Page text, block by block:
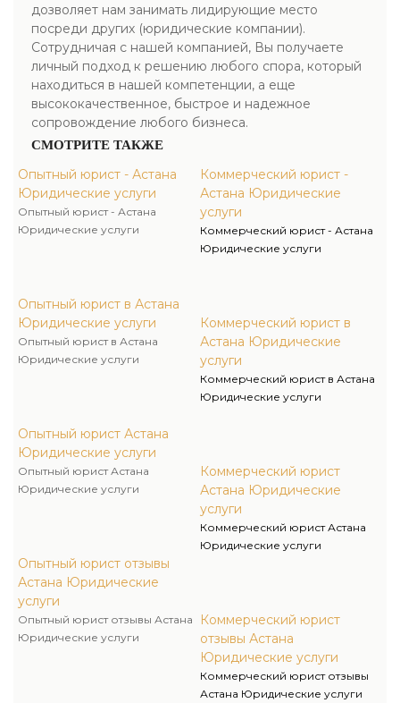
дозволяет нам занимать лидирующие место
посреди других (юридические компании).
Сотрудничая с нашей компанией, Вы получаете
личный подход к решению любого спора, который
находиться в нашей компетенции, а еще
высококачественное, быстрое и надежное
сопровождение любого бизнеса.
СМОТРИТЕ ТАКЖЕ
Опытный юрист - Астана
Юридические услуги
Опытный юрист - Астана
Юридические услуги
Опытный юрист в Астана
Юридические услуги
Опытный юрист в Астана
Юридические услуги
Опытный юрист Астана
Юридические услуги
Опытный юрист Астана
Юридические услуги
Опытный юрист отзывы
Астана Юридические
услуги
Опытный юрист отзывы Астана
Юридические услуги
Коммерческий юрист -
Астана Юридические
услуги
Коммерческий юрист - Астана
Юридические услуги
Коммерческий юрист в
Астана Юридические
услуги
Коммерческий юрист в Астана
Юридические услуги
Коммерческий юрист
Астана Юридические
услуги
Коммерческий юрист Астана
Юридические услуги
Коммерческий юрист
отзывы Астана
Юридические услуги
Коммерческий юрист отзывы
Астана Юридические услуги